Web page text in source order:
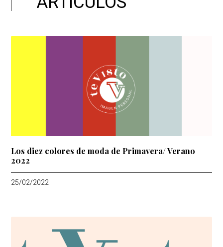
Los diez colores de moda de Primavera/ Verano
2022
25/02/2022